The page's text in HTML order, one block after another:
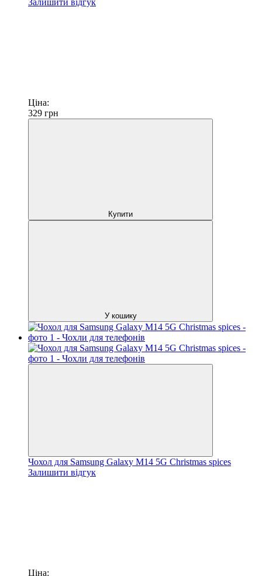
Ціна:
329 грн
Купити
У кошику
Чохол для Samsung Galaxy M14 5G Christmas spices
Залишити відгук
Ціна: